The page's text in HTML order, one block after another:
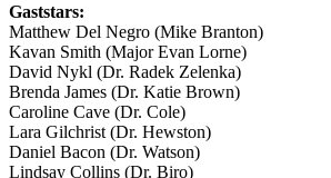
Gaststars:
Matthew Del Negro (Mike Branton)
Kavan Smith (Major Evan Lorne)
David Nykl (Dr. Radek Zelenka)
Brenda James (Dr. Katie Brown)
Caroline Cave (Dr. Cole)
Lara Gilchrist (Dr. Hewston)
Daniel Bacon (Dr. Watson)
Lindsay Collins (Dr. Biro)